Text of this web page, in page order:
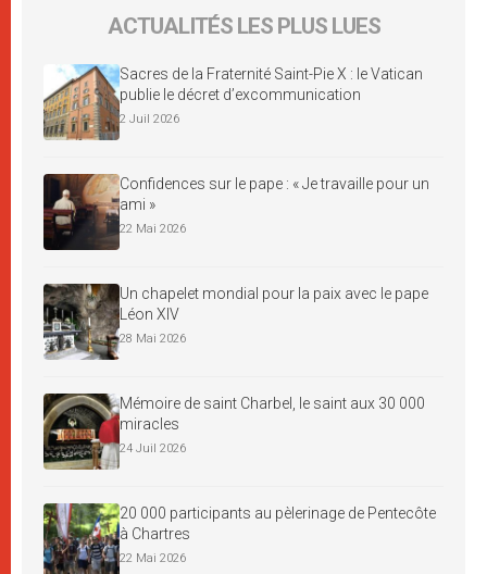
ACTUALITÉS LES PLUS LUES
Sacres de la Fraternité Saint-Pie X : le Vatican
publie le décret d’excommunication
2 Juil 2026
Confidences sur le pape : « Je travaille pour un
ami »
22 Mai 2026
Un chapelet mondial pour la paix avec le pape
Léon XIV
28 Mai 2026
Mémoire de saint Charbel, le saint aux 30 000
miracles
24 Juil 2026
20 000 participants au pèlerinage de Pentecôte
à Chartres
22 Mai 2026